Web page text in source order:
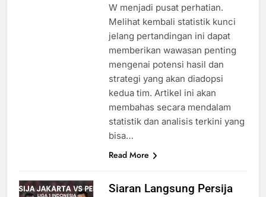
W menjadi pusat perhatian.
Melihat kembali statistik kunci
jelang pertandingan ini dapat
memberikan wawasan penting
mengenai potensi hasil dan
strategi yang akan diadopsi
kedua tim. Artikel ini akan
membahas secara mendalam
statistik dan analisis terkini yang
bisa…
Read More
Siaran Langsung Persija